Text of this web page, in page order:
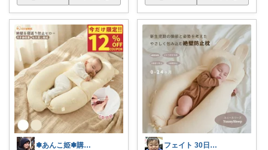
✽あんこ姫✽購入ありがとうございます♪ フェイト 30日感謝です😊